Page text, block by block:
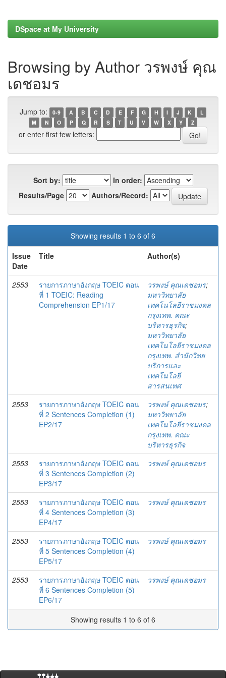
DSpace at My University
Browsing by Author วรพงษ์ คุณ
เดชอมร
Jump to: 0-9 A B C D E F G H I J K
L
M
N O P Q R S T U V W X Y Z
or enter first few letters:
Sort by:
In order:
Results/Page
Authors/Record:
Showing results 1 to 6 of 6
Issue
Date
Title Author(s)
2553
รายการภาษาอังกฤษ TOEIC ตอน
ที่ 1 TOEIC: Reading
Comprehension EP1/17
วรพงษ์ คุณเดชอมร;
มหาวิทยาลัย
เทคโนโลยีราชมงคล
กรุงเทพ. คณะ
บริหารธุรกิจ;
มหาวิทยาลัย
เทคโนโลยีราชมงคล
กรุงเทพ. สำนักวิทย
บริการและ
เทคโนโลยี
สารสนเทศ
2553
รายการภาษาอังกฤษ TOEIC ตอน
ที่ 2 Sentences Completion (1)
EP2/17
วรพงษ์ คุณเดชอมร;
มหาวิทยาลัย
เทคโนโลยีราชมงคล
กรุงเทพ. คณะ
บริหารธุรกิจ
2553
รายการภาษาอังกฤษ TOEIC ตอน
ที่ 3 Sentences Completion (2)
EP3/17
วรพงษ์ คุณเดชอมร
2553
รายการภาษาอังกฤษ TOEIC ตอน
ที่ 4 Sentences Completion (3)
EP4/17
วรพงษ์ คุณเดชอมร
2553
รายการภาษาอังกฤษ TOEIC ตอน
ที่ 5 Sentences Completion (4)
EP5/17
วรพงษ์ คุณเดชอมร
2553
รายการภาษาอังกฤษ TOEIC ตอน
ที่ 6 Sentences Completion (5)
EP6/17
วรพงษ์ คุณเดชอมร
Showing results 1 to 6 of 6